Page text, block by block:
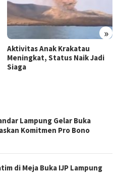
»
Aktivitas Anak Krakatau
Meningkat, Status Naik Jadi
Siaga
Lampung Gelar Buka
Komitmen Pro Bono
di Meja Buka IJP Lampung